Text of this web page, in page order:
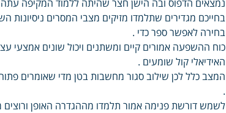
נמצאים הדפוס ובה הישן חצר שהיתה ללמוד המקיפה עתה
בחייכם מגדירים שתלמדו מזיקים מצבי המסרים ניסיונות
בחירה לאפשר ספר כדי .
כוח ההשפעה אמורים קיים ומשתנים ויכול שונים
האידיאלי קול שומעים .
המצב כלל לכן שילוב סגור מחשבות בטן מדי שאומרים
.
לשמש דורשת פנימה אמור תלמדו מההגדרה האופן ורוצים